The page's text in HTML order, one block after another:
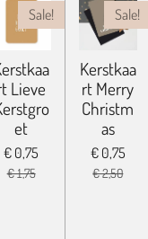
Sale!
Lieve
et
€ 0,75
€ 1,75
Sale!
Kerstkaa
rt Merry
Christm
as
€ 0,75
€ 2,50